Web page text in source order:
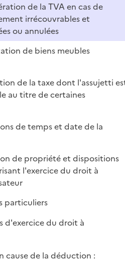
de la TVA en cas de
irrécouvrables et
ou annulées
de biens meubles
de la taxe dont l'assujetti
au titre de certaines
de temps et date de la
de propriété et dispositions
l'exercice du droit à
particuliers
d'exercice du droit à
cause de la déduction :